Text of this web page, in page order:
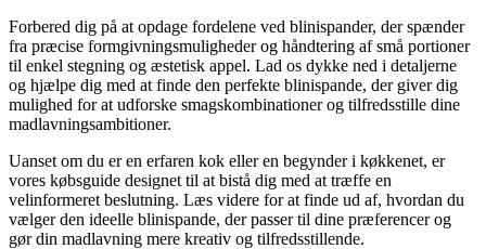
Forbered dig på at opdage fordelene ved blinispander, der spænder
fra præcise formgivningsmuligheder og håndtering af små portioner
til enkel stegning og æstetisk appel. Lad os dykke ned i detaljerne
og hjælpe dig med at finde den perfekte blinispande, der giver dig
mulighed for at udforske smagskombinationer og tilfredsstille dine
madlavningsambitioner.
Uanset om du er en erfaren kok eller en begynder i køkkenet, er
vores købsguide designet til at bistå dig med at træffe en
velinformeret beslutning. Læs videre for at finde ud af, hvordan du
vælger den ideelle blinispande, der passer til dine præferencer og
gør din madlavning mere kreativ og tilfredsstillende.